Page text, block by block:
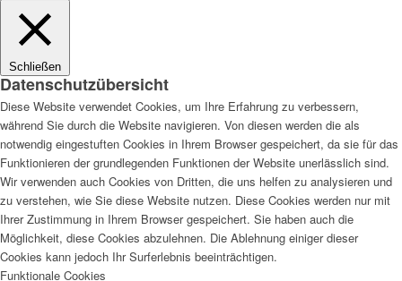
Schließen
Datenschutzübersicht
Diese Website verwendet Cookies, um Ihre Erfahrung zu verbessern,
während Sie durch die Website navigieren. Von diesen werden die als
notwendig eingestuften Cookies in Ihrem Browser gespeichert, da sie für das
Funktionieren der grundlegenden Funktionen der Website unerlässlich sind.
Wir verwenden auch Cookies von Dritten, die uns helfen zu analysieren und
zu verstehen, wie Sie diese Website nutzen. Diese Cookies werden nur mit
Ihrer Zustimmung in Ihrem Browser gespeichert. Sie haben auch die
Möglichkeit, diese Cookies abzulehnen. Die Ablehnung einiger dieser
Cookies kann jedoch Ihr Surferlebnis beeinträchtigen.
Funktionale Cookies